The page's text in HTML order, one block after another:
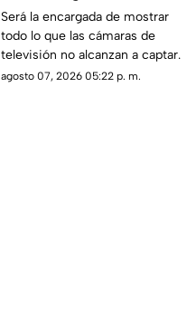
segunda temporada de
La Granja VIP
Será la encargada de mostrar
todo lo que las cámaras de
televisión no alcanzan a captar.
agosto 07, 2026 05:22 p. m.